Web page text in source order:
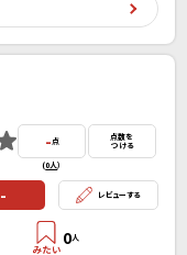
-点
(0人）
点数を
つける
- レビューする
0人